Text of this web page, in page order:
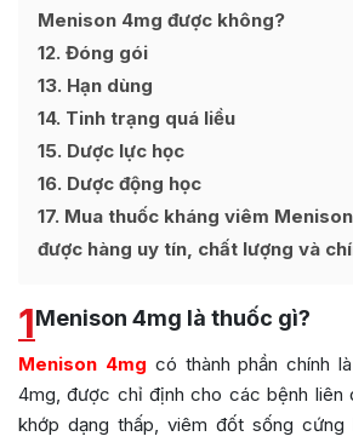
Menison 4mg được không?
12 Đóng gói
13 Hạn dùng
14 Tinh trạng quá liều
15 Dược lực học
16 Dược động học
17 Mua thuốc kháng viêm
được hàng uy tín, chất lượng và
1Menison 4mg là thuốc gì?
Menison 4mg có thành phần chính
4mg, được chỉ định cho các bệnh liên
khớp dạng thấp, viêm đốt sống cứng